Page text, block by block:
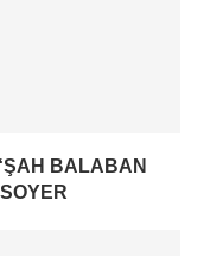
BALABAN